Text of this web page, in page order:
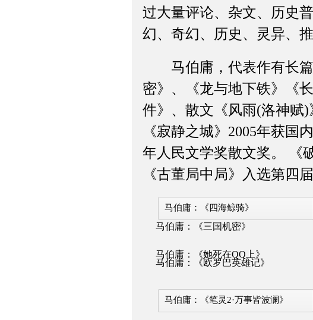
过大量评论、杂文、历史
幻、奇幻、历史、灵异、
马伯庸，代表作有长篇
密》、《龙与地下铁》《
件》、散文《风雨(洛神赋
《寂静之城》2005年获国
年人民文学奖散文奖。 《
《古董局中局》入选第四
马伯庸：《四海鲸骑》
马伯庸：《三国机密》
马伯庸：《她死在QQ上》
马伯庸：《欧罗巴英雄记》
马伯庸：《笔灵2·万事皆波澜》